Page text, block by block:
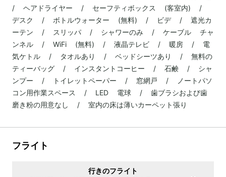
/ ヘアドライヤー / セーフティボックス (客室内) /
デスク / ボトルウォーター (無料) / ビデ / 遮光カ
ーテン / スリッパ / シャワーのみ / ケーブル チャ
ンネル / WiFi (無料) / 液晶テレビ / 暖房 / 電
気ケトル / タオルあり / ベッドシーツあり / 無料の
ティーバッグ / インスタントコーヒー / 石鹸 / シャ
ンプー / トイレットペーパー / 窓網戸 / ノートパソ
コン用作業スペース / LED 電球 / 歯ブラシおよび歯
磨き粉の用意なし / 室内の床は薄いカーペット張り
フライト
行きのフライト